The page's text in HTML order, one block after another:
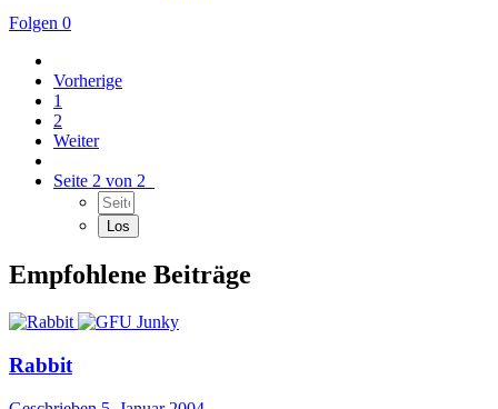
Folgen 0
Vorherige
1
2
Weiter
Seite 2 von 2
Empfohlene Beiträge
Rabbit